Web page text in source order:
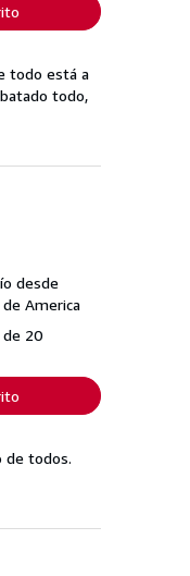
todo está a
todo,
desde
de America
de 20
de todos.